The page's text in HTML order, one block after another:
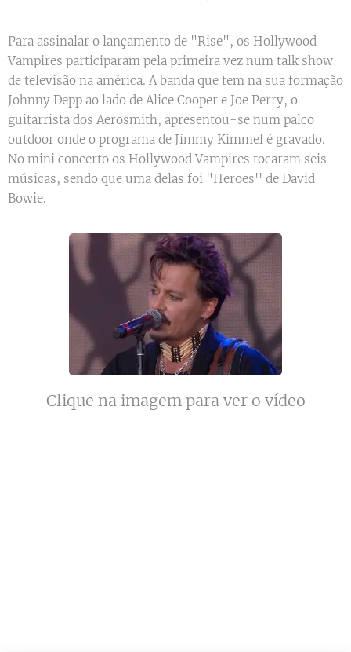
Para assinalar o lançamento de "Rise", os Hollywood
Vampires participaram pela primeira vez num talk show
de televisão na américa. A banda que tem na sua formação
Johnny Depp ao lado de Alice Cooper e Joe Perry, o
guitarrista dos Aerosmith, apresentou-se num palco
outdoor onde o programa de Jimmy Kimmel é gravado.
No mini concerto os Hollywood Vampires tocaram seis
músicas, sendo que uma delas foi "Heroes'' de David
Bowie.
Clique na imagem para ver o vídeo